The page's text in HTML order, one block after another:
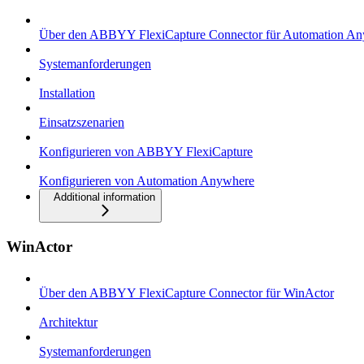
Über den ABBYY FlexiCapture Connector für Automation
Systemanforderungen
Installation
Einsatzszenarien
Konfigurieren von ABBYY FlexiCapture
Konfigurieren von Automation Anywhere
Additional information
WinActor
Über den ABBYY FlexiCapture Connector für WinActor
Architektur
Systemanforderungen